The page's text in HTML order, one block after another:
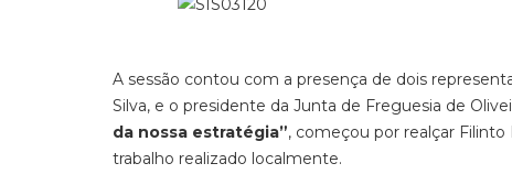
A sessão contou com a presença de dois
Silva, e o presidente da Junta de Freguesia de
da nossa estratégia”, começou por realçar
trabalho realizado localmente.